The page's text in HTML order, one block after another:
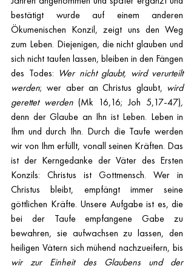
bestätigt wurde auf einem anderen
Ökumenischen Konzil, zeigt uns den Weg
zum Leben. Diejenigen, die nicht glauben und
sich nicht taufen lassen, bleiben in den Fängen
des Todes: Wer nicht glaubt, wird verurteilt
werden; wer aber an Christus glaubt, wird
gerettet werden (Mk 16,16; Joh 5,17-47)
denn der Glaube an Ihn ist Leben. Leben in
Ihm und durch Ihn. Durch die Taufe werden
wir von Ihm erfüllt, vonall seinen Kräften. Das
ist der Kerngedanke der Väter des Ersten
Konzils: Christus ist Gottmensch. Wer in
Christus bleibt, empfängt immer seine
göttlichen Kräfte. Unsere Aufgabe ist es, die
bei der Taufe empfangene Gabe zu
bewahren, sie aufwachsen zu lassen, den
wir zur Einheit des Glaubens und der